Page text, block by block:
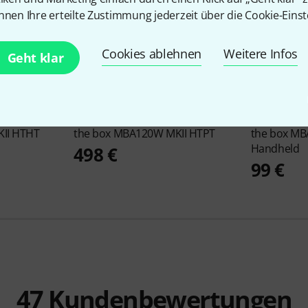
Ihre erteilte Zustimmung jederzeit über die Cookie-
Geht klar Cookies ablehnen Weitere Infos
HTHT
the box MBA120W MKII HTPT
498 €
the box
Handheld
99 €
47Kundenbewertungen